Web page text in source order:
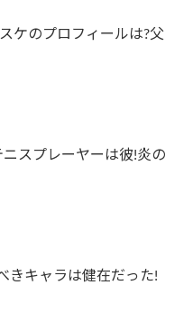
ケのプロフィールは?父
スプレーヤーは彼!炎の
きキャラは健在だった!